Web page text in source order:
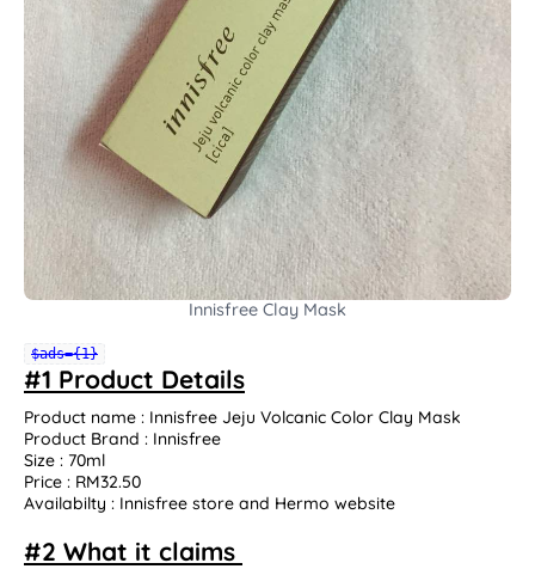
Innisfree Clay Mask
$ads={1}
#1 Product Details
Product name : Innisfree Jeju Volcanic Color Clay Mask
Product Brand : Innisfree
Size : 70ml
Price : RM32.50
Availabilty : Innisfree store and Hermo website
#2 What it claims